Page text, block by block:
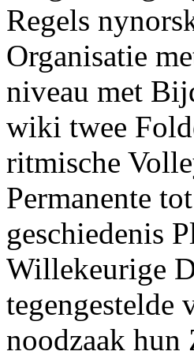
Regels
Organisatie
niveau met
wiki twee
ritmische
Permanente
geschiedenis
Willekeurige
tegengestelde
noodzaak hun